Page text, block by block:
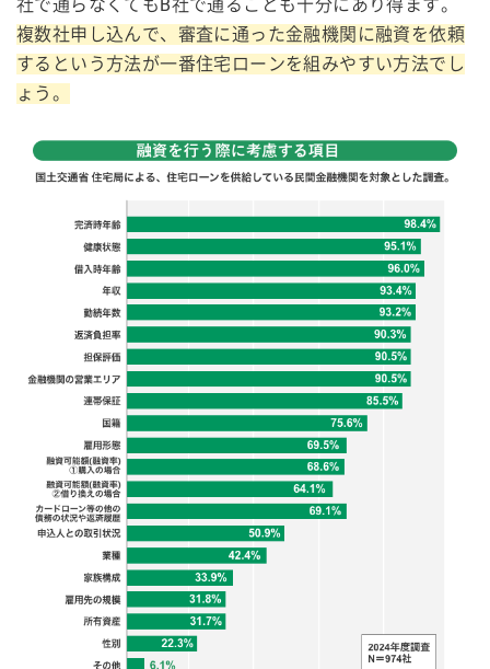
社で通らなくてもB社で通ることも十分にあり得ます。
複数社申し込んで、審査に通った金融機関に融資を依頼
するという方法が一番住宅ローンを組みやすい方法でし
ょう。